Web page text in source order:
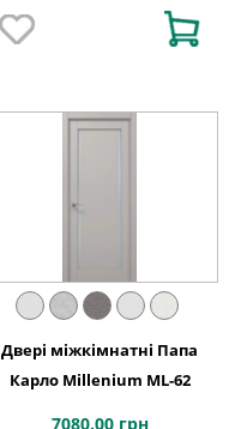
Двері міжкімнатні Папа
Карло Millenium ML-62
7080.00 грн